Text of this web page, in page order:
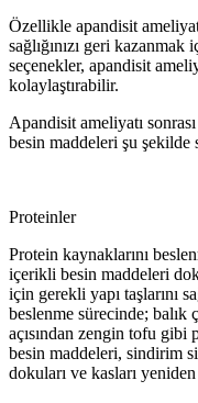
Özellikle apandisit
sağlığınızı geri
seçenekler, apandisit
kolaylaştırabilir.
Apandisit ameliyatı
besin maddeleri şu şekilde
Proteinler
Protein kaynaklarını
içerikli besin maddeleri
için gerekli yapı taşlarını
beslenme sürecinde;
açısından zengin tofu
besin maddeleri, sindirim
dokuları ve kasları